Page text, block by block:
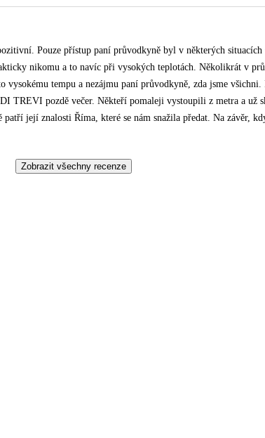
Pouze přístup paní průvodkyně byl v některých
nikomu a to navíc při vysokých teplotách. Několikrát v
vysokému tempu a nezájmu paní průvodkyně, zda jsme všichni.
TREVI pozdě večer. Někteří pomaleji vystoupili z metra a už
její znalosti Říma, které se nám snažila předat. Na závěr,
Zobrazit všechny recenze